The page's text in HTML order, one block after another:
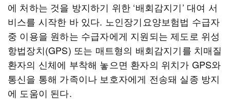
에 처하는 것을 방지하기 위한 ‘배회감지기’ 대여 서
비스를 시작한 바 있다. 노인장기요양보험법 수급자
중 이용을 원하는 수급자에게 지원되는 제도로 위성
항법장치(GPS) 또는 매트형의 배회감지기를 치매질
환자의 신체에 부착해 놓으면 환자의 위치가 GPS와
통신을 통해 가족이나 보호자에게 전송돼 실종 방지
에 도움이 된다.